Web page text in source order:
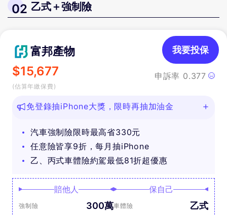
02 乙式＋強制險
富邦產物
$15,677
(估算年繳保費)
申訴率 0.377
我要投保
免登錄抽iPhone大獎，限時再抽加油金
汽車強制險限時最高省330元
任意險皆享9折，每月抽iPhone
乙、丙式車體險約駕最低81折超優惠
賠他人
強制險 300萬
保自己
車體險 乙式